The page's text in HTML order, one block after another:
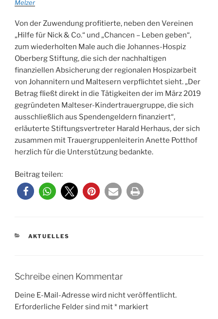
Melzer
Von der Zuwendung profitierte, neben den Vereinen
„Hilfe für Nick & Co.“ und „Chancen – Leben geben“,
zum wiederholten Male auch die Johannes-Hospiz
Oberberg Stiftung, die sich der nachhaltigen
finanziellen Absicherung der regionalen Hospizarbeit
von Johannitern und Maltesern verpflichtet sieht. „Der
Betrag fließt direkt in die Tätigkeiten der im März 2019
gegründeten Malteser-Kindertrauergruppe, die sich
ausschließlich aus Spendengeldern finanziert“,
erläuterte Stiftungsvertreter Harald Herhaus, der sich
zusammen mit Trauergruppenleiterin Anette Potthof
herzlich für die Unterstützung bedankte.
Beitrag teilen:
KATEGORIEN
AKTUELLES
Schreibe einen Kommentar
Deine E-Mail-Adresse wird nicht veröffentlicht.
Erforderliche Felder sind mit* markiert